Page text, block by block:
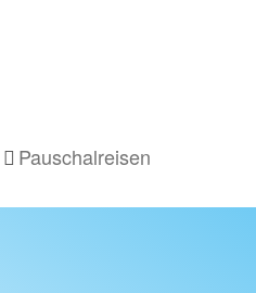
Pauschalreisen